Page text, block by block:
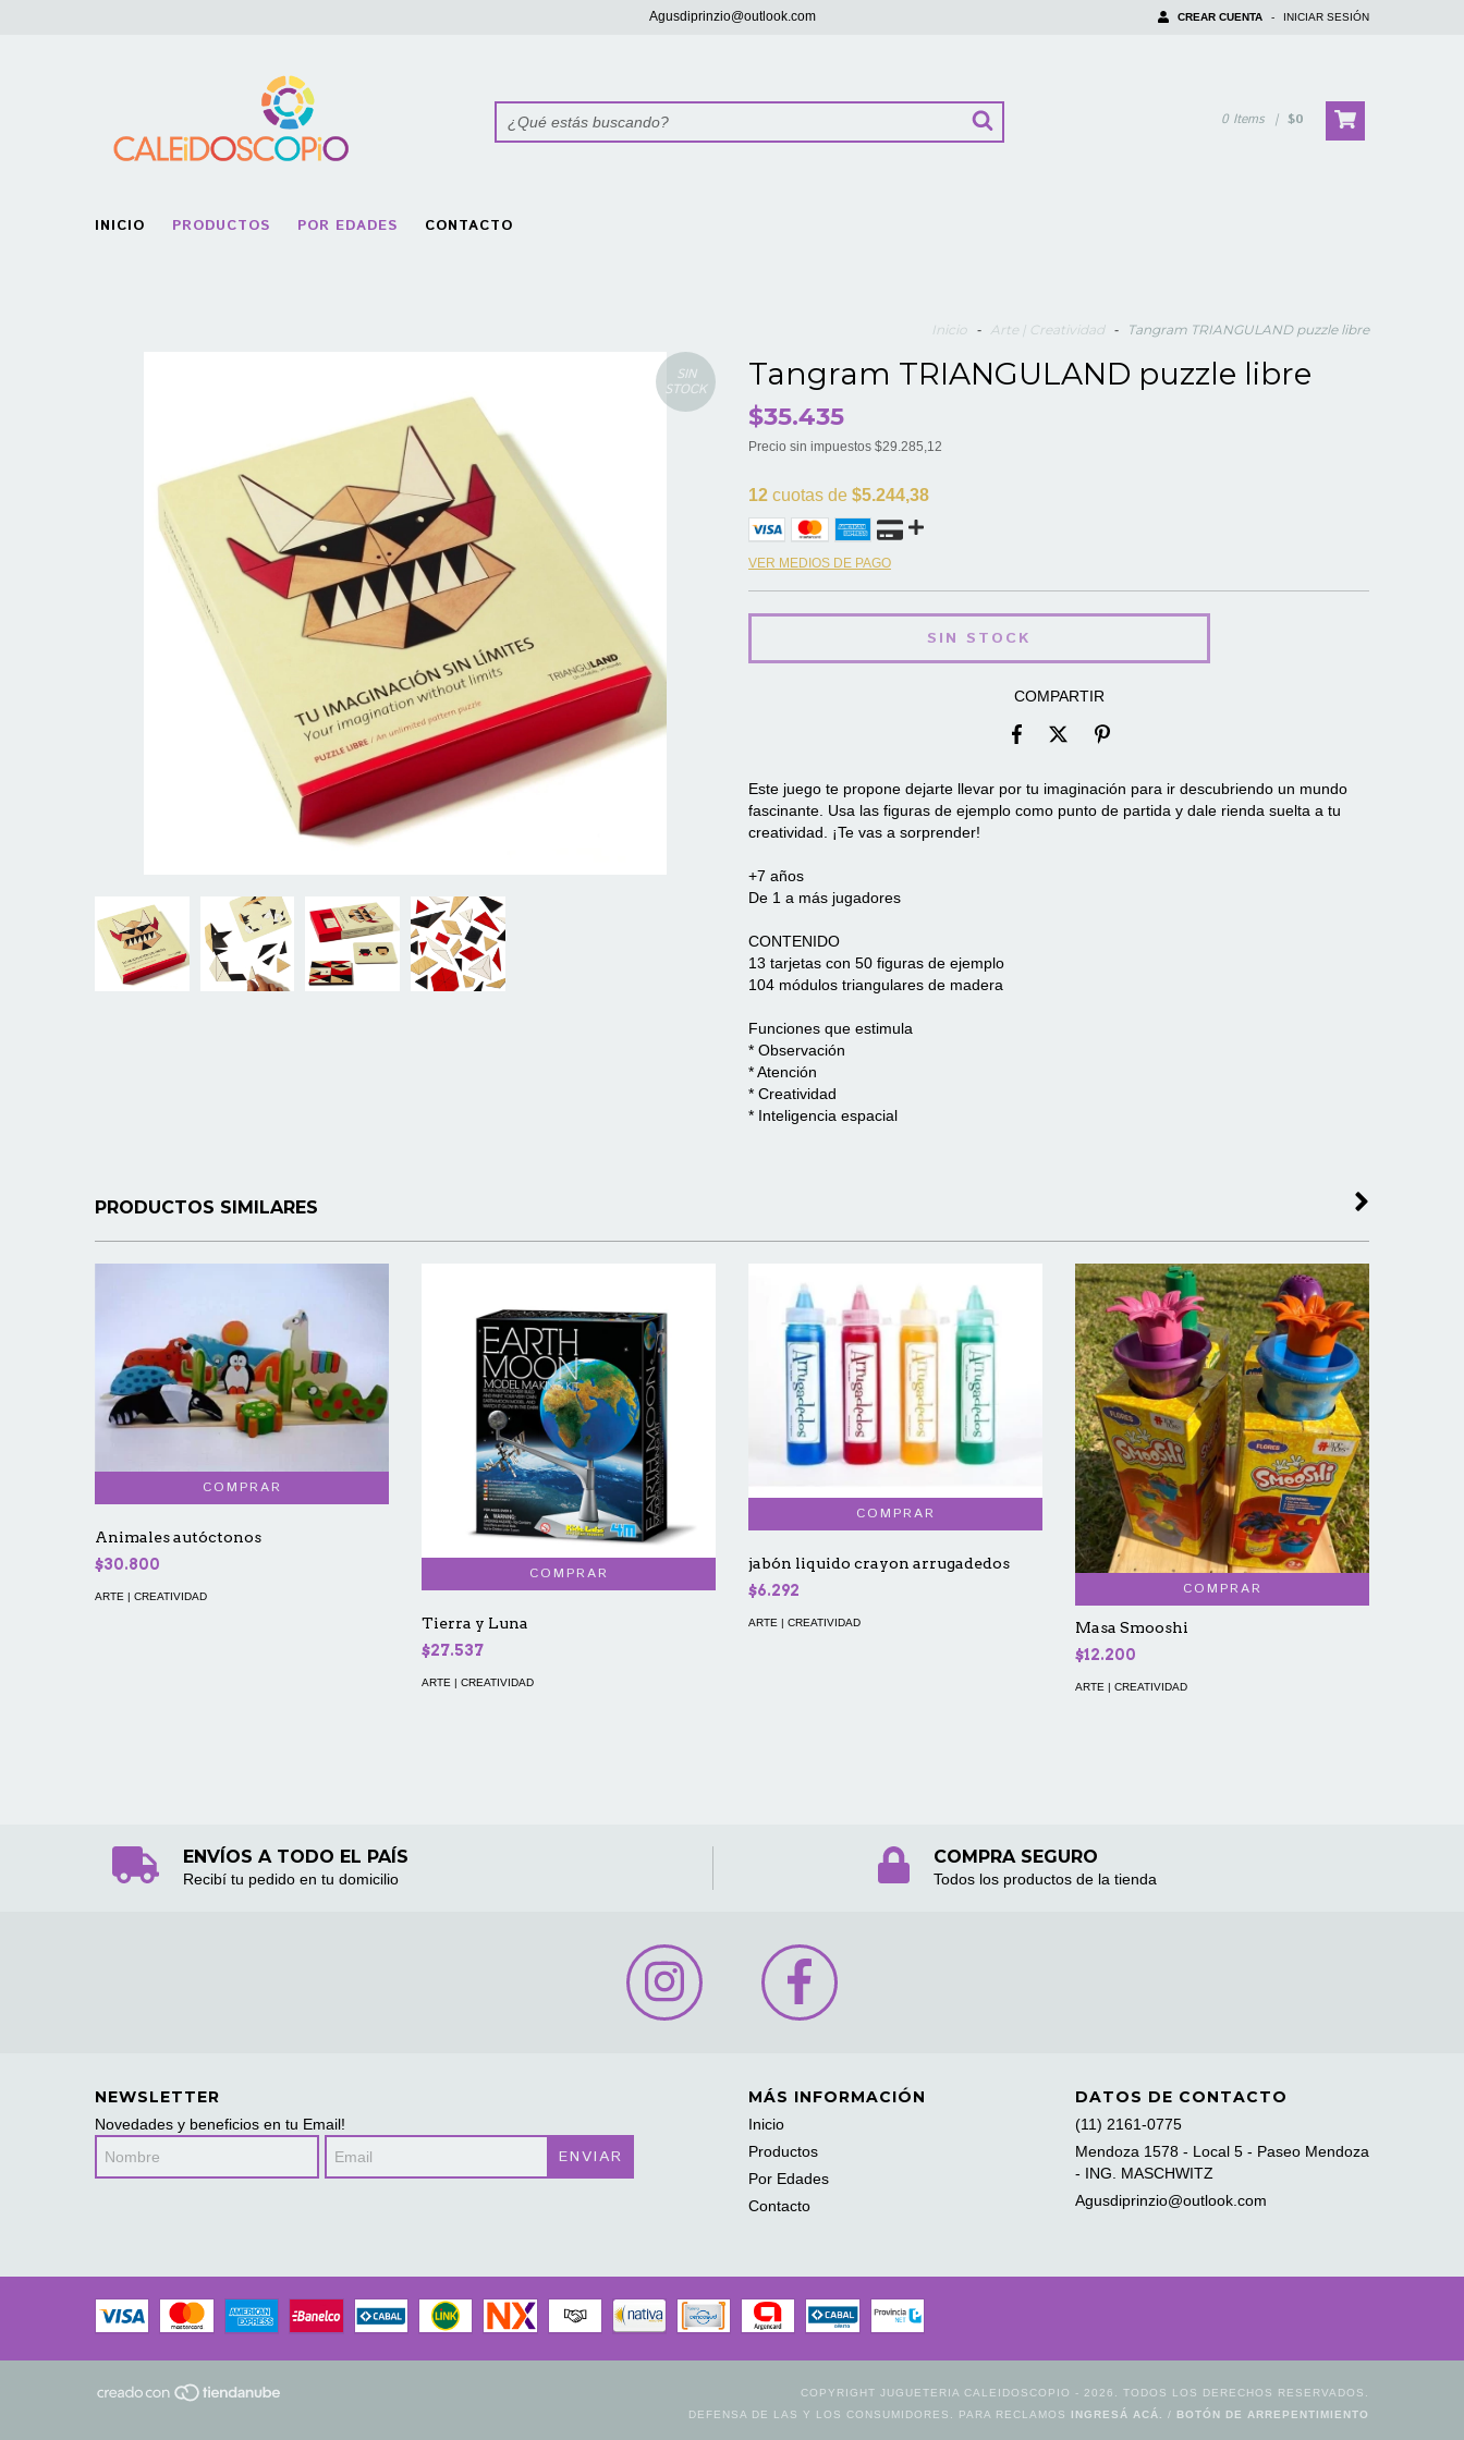
Agusdiprinzio@outlook.com CREAR CUENTA - INICIAR SESIÓN
0 Items | $0
INICIO PRODUCTOS POR EDADES CONTACTO
Inicio - Arte | Creatividad - Tangram TRIANGULAND puzzle libre
SIN
STOCK
Tangram TRIANGULAND puzzle libre
$35.435
Precio sin impuestos $29.285,12
12 cuotas de $5.244,38
VER MEDIOS DE PAGO
COMPARTIR
Este juego te propone dejarte llevar por tu imaginación para ir descubriendo un mundo
fascinante. Usa las figuras de ejemplo como punto de partida y dale rienda suelta a tu
creatividad. ¡Te vas a sorprender!
+7 años
De 1 a más jugadores
CONTENIDO
13 tarjetas con 50 figuras de ejemplo
104 módulos triangulares de madera
Funciones que estimula
* Observación
* Atención
* Creatividad
* Inteligencia espacial
PRODUCTOS SIMILARES
Animales autóctonos
$30.800
ARTE | CREATIVIDAD
Tierra y Luna
$27.537
ARTE | CREATIVIDAD
jabón liquido crayon arrugadedos
$6.292
ARTE | CREATIVIDAD
COMPRAR
Masa Smooshi
$12.200
ARTE | CREATIVIDAD
ENVÍOS A TODO EL PAÍS
Recibí tu pedido en tu domicilio
COMPRA SEGURO
Todos los productos de la tienda
NEWSLETTER
Novedades y beneficios en tu Email!
MÁS INFORMACIÓN
Inicio
Productos
Por Edades
Contacto
DATOS DE CONTACTO
(11) 2161-0775
Mendoza 1578 - Local 5 - Paseo Mendoza
- ING. MASCHWITZ
Agusdiprinzio@outlook.com
COPYRIGHT JUGUETERIA CALEIDOSCOPIO - 2026. TODOS LOS DERECHOS RESERVADOS.
DEFENSA DE LAS Y LOS CONSUMIDORES. PARA RECLAMOS
INGRESÁ ACÁ. / BOTÓN DE ARREPENTIMIENTO